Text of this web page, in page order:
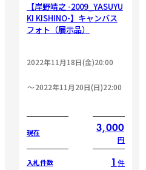
【岸野靖之 -2009_YASUYU
KI KISHINO-】キャンバス
フォト（展示品）
2022年11月18日(金)20:00
2022年11月20日(日)22:00
現在 3,000
円
入札件数 1 件